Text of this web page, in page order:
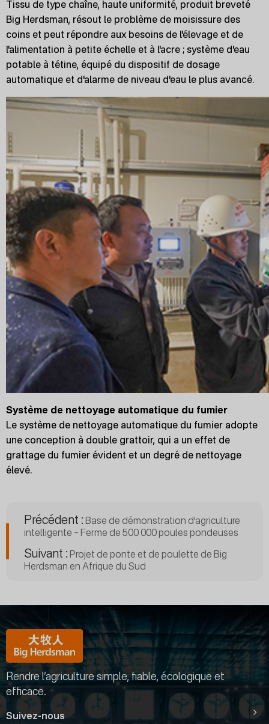
Tissu de type chaîne, haute uniformité, produit breveté
Big Herdsman, résout le problème de moisissure des
coins et peut répondre aux besoins de l'élevage et de
l'alimentation à petite échelle et à l'acre ; système d'eau
potable à tétine, équipé du dispositif de dosage
automatique et d'alarme de niveau d'eau le plus avancé.
Système de nettoyage automatique du fumier
Le système de nettoyage automatique du fumier adopte
une conception à double grattoir, qui a un effet de
grattage du fumier évident et un degré de nettoyage
élevé.
Précédent : Base de démonstration d’agriculture
intelligente – Ferme de 500 000 poules pondeuses
Suivant : Projet de ponte et de poulette de Big
Herdsman en Afrique du Sud
Rendre l’agriculture simple, fiable, écologique et
efficace.
Suivez-nous